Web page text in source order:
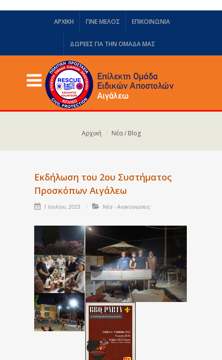
ΑΡΧΙΚΗ ΓΙΝΕ ΜΕΛΟΣ ΕΠΙΚΟΙΝΩΝΙΑ
ΔΩΡΕΈΣ ΓΙΑ ΤΗΝ ΟΜΆΔΑ ΜΑΣ
Αρχική Νέα / Blog
Εκδήλωση του 2ου Συστήματος
Προσκόπων Αιγάλεω
1 Ιουλίου, 2023 Νέα - Ανακοινώσεις